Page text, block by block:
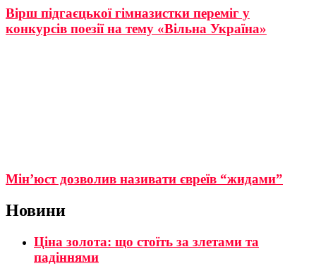
Вірш підгаєцької гімназистки переміг у
конкурсів поезії на тему «Вільна Україна»
Мін’юст дозволив називати євреїв “жидами”
Новини
Ціна золота: що стоїть за злетами та
падіннями